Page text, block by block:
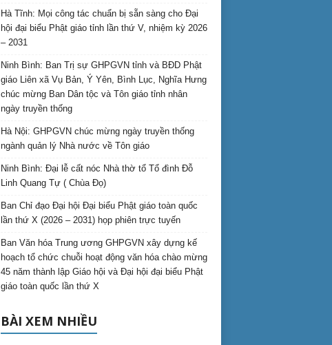
Hà Tĩnh: Mọi công tác chuẩn bị sẵn sàng cho Đại
hội đại biểu Phật giáo tỉnh lần thứ V, nhiệm kỳ 2026
– 2031
Ninh Bình: Ban Trị sự GHPGVN tỉnh và BĐD Phật
giáo Liên xã Vụ Bản, Ý Yên, Bình Lục, Nghĩa Hưng
chúc mừng Ban Dân tộc và Tôn giáo tỉnh nhân
ngày truyền thống
Hà Nội: GHPGVN chúc mừng ngày truyền thống
ngành quản lý Nhà nước về Tôn giáo
Ninh Bình: Đại lễ cất nóc Nhà thờ tổ Tổ đình Đỗ
Linh Quang Tự ( Chùa Đọ)
Ban Chỉ đạo Đại hội Đại biểu Phật giáo toàn quốc
lần thứ X (2026 – 2031) họp phiên trực tuyến
Ban Văn hóa Trung ương GHPGVN xây dựng kế
hoạch tổ chức chuỗi hoạt động văn hóa chào mừng
45 năm thành lập Giáo hội và Đại hội đại biểu Phật
giáo toàn quốc lần thứ X
BÀI XEM NHIỀU